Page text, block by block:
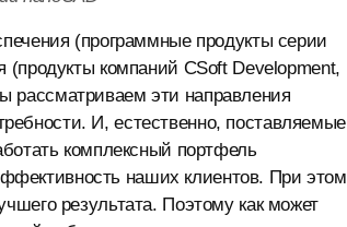
(программные продукты серии
(продукты компаний CSoft Development,
рассматриваем эти направления
И, естественно, поставляемые
комплексный портфель
наших клиентов. При этом
результата. Поэтому как может